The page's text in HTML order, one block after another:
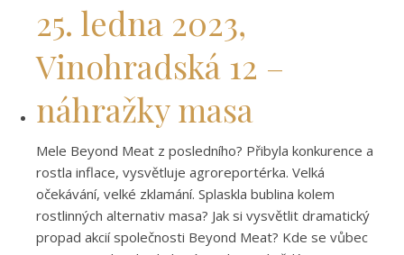
25. ledna 2023,
Vinohradská 12 –
náhražky masa
Mele Beyond Meat z posledního? Přibyla konkurence a
rostla inflace, vysvětluje agroreportérka. Velká
očekávání, velké zklamání. Splaskla bublina kolem
rostlinných alternativ masa? Jak si vysvětlit dramatický
propad akcií společnosti Beyond Meat? Kde se vůbec